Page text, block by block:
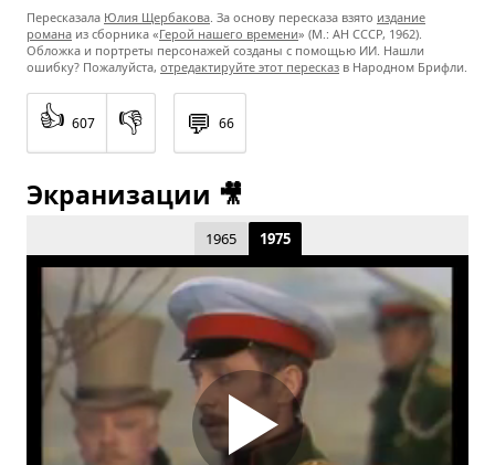
Пересказала Юлия Щербакова . За основу пересказа взято издание
романа из сборника «Герой нашего времени» (М.: АН СССР, 1962).
Обложка и портреты персонажей созданы с помощью ИИ. Нашли
ошибку? Пожалуйста, отредактируйте этот пересказ в Народном Брифли.
👍 607 👎 💬 66
Экранизации 🎥
1965 1975